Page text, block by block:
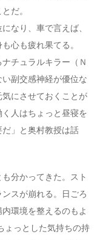
だ。
なり、車で言えば、
心も疲れ果てる。
チュラルキラー（Ｎ
副交感神経が優位な
にさせておくことが
人はちょっと昼寝を
」と奥村教授は話
分かってきた。スト
スが崩れる。日ごろ
環境を整えるのもよ
ょっとした気持ちの持